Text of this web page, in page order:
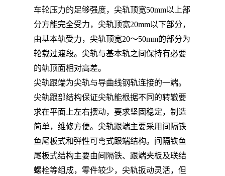
车轮压力的足够强度，尖轨顶宽50mm以上部
分方能完全受力，尖轨顶宽20mm以下部分，
由基本轨受力，尖轨顶宽20～50mm的部分为
轮载过渡段。尖轨与基本轨之间保持有必要
的轨顶面相对高差。
尖轨跟端为尖轨与导曲线钢轨连接的一端。
尖轨跟部结构保证尖轨能根据不同的转辙要
求在平面上左右摆动，要求坚固稳定，制造
简单，维修方便。尖轨跟端主要采用间隔铁
鱼尾板式和弹性可弯式跟端结构。间隔铁鱼
尾板式结构主要由间隔铁、跟端夹板及联结
螺栓等组成，零件较少，尖轨扳动灵活，但